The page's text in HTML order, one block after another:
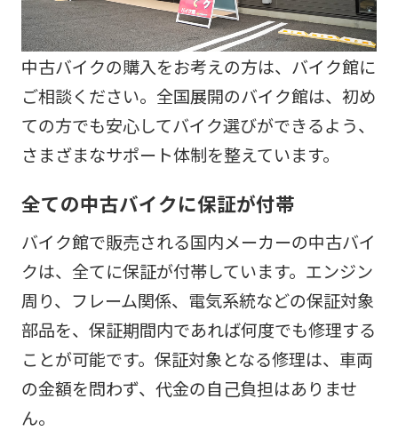
中古バイクの購入をお考えの方は、バイク館に
ご相談ください。全国展開のバイク館は、初め
ての方でも安心してバイク選びができるよう、
さまざまなサポート体制を整えています。
全ての中古バイクに保証が付帯
バイク館で販売される国内メーカーの中古バイ
クは、全てに保証が付帯しています。エンジン
周り、フレーム関係、電気系統などの保証対象
部品を、保証期間内であれば何度でも修理する
ことが可能です。保証対象となる修理は、車両
の金額を問わず、代金の自己負担はありませ
ん。